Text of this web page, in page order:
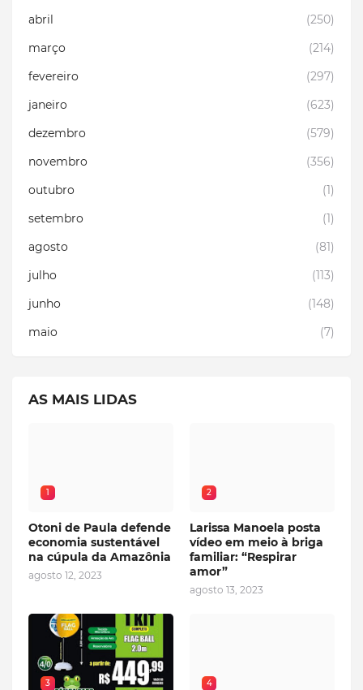
abril
(250)
março
(214)
fevereiro
(297)
janeiro
(623)
dezembro
(579)
novembro
(356)
outubro
(1)
setembro
(1)
agosto
(81)
julho
(113)
junho
(148)
maio
(7)
AS MAIS LIDAS
1
Otoni de Paula defende
economia sustentável
na cúpula da Amazônia
agosto 12, 2023
2
Larissa Manoela posta
vídeo em meio à briga
familiar: “Respirar
amor”
agosto 13, 2023
3 4